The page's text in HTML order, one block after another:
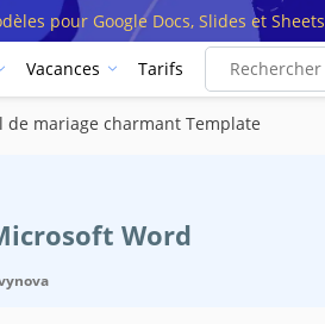
pour Google Docs, Slides et Sheets
Vacances Tarifs
de mariage charmant Template
Word